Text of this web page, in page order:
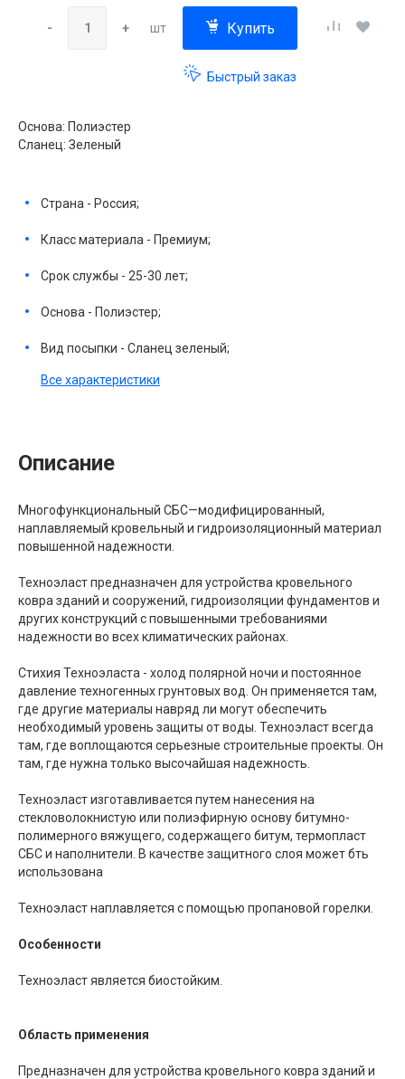
- + шт Купить
Быстрый заказ
Основа: Полиэстер
Сланец: Зеленый
Страна - Россия;
Класс материала - Премиум;
Срок службы - 25-30 лет;
Основа - Полиэстер;
Вид посыпки - Сланец зеленый;
Все характеристики
Описание
Многофункциональный СБС—модифицированный,
наплавляемый кровельный и гидроизоляционный материал
повы­шенной надежности.
Техноэласт предназначен для устройства кровельного
ковра зданий и сооружений, гидроизоляции фундаментов и
других конструкций с повышенными требованиями
надежности во всех климатических районах.
Стихия Техноэласта - холод полярной ночи и постоянное
давление техногенных грунтовых вод. Он применяется там,
где другие материалы навряд ли могут обеспечить
необходимый уровень защиты от воды. Техноэласт всегда
там, где воплощаются серьезные строительные проекты. Он
там, где нужна только высочайшая надежность.
Техноэласт изготавливается путем нанесения на
стекловолокнистую или полиэфирную основу битумно-
полимерного вяжущего, содержащего битум, термопласт
СБС и наполнители. В качестве защитного слоя может бть
использована
Техноэласт наплавляется с помощью пропановой горелки.
Особенности
Техноэласт является биостойким.
Область применения
Предназначен для устройства кровельного ковра зданий и